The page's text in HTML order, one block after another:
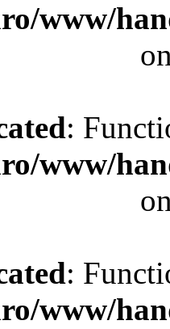
www/
:
www/
:
www/